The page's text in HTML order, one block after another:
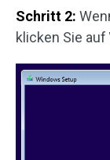
Schritt 2:
klicken Sie auf